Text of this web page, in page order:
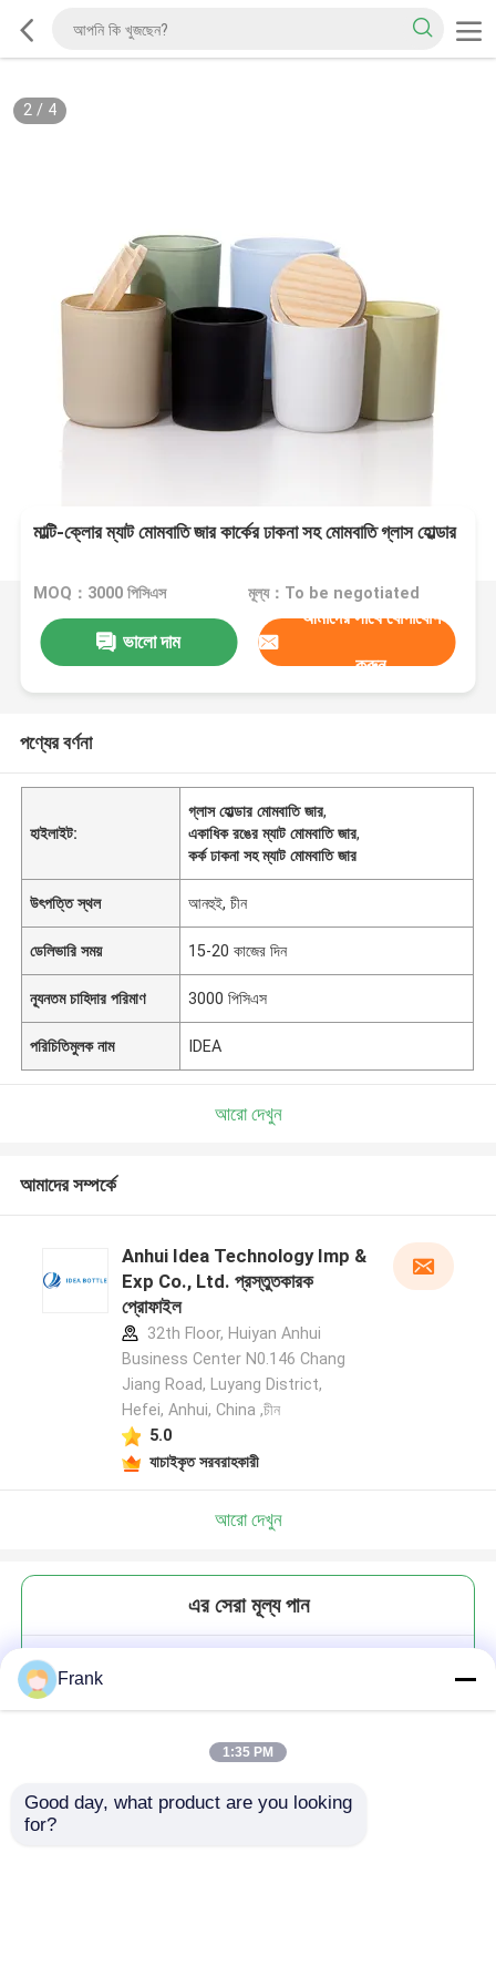
2/ 4
মাল্টি-ক্লোর ম্যাট মোমবাতি জার কার্কের ঢাকনা সহ মোমবাতি গ্লাস হোল্ডার
MOQ：3000 পিসিএস মূল্য：To be negotiated
ভালো দাম
আমাদের সাথে যোগাযোগ
করুন
পণ্যের বর্ণনা
হাইলাইট:
গ্লাস হোল্ডার মোমবাতি জার,
একাধিক রঙের ম্যাট মোমবাতি জার,
কর্ক ঢাকনা সহ ম্যাট মোমবাতি জার
উৎপত্তি স্থল আনহুই, চীন
ডেলিভারি সময় 15-20 কাজের দিন
ন্যূনতম চাহিদার পরিমাণ 3000 পিসিএস
পরিচিতিমুলক নাম IDEA
আরো দেখুন
আমাদের সম্পর্কে
Anhui Idea Technology Imp &
Exp Co., Ltd. প্রস্তুতকারক
প্রোফাইল
32th Floor, Huiyan Anhui
Business Center N0.146 Chang
Jiang Road, Luyang District,
Hefei, Anhui, China ,চীন
5.0
যাচাইকৃত সরবরাহকারী
আরো দেখুন
এর সেরা মূল্য পান
Frank
1:35 PM
Good day, what product are you looking
for?